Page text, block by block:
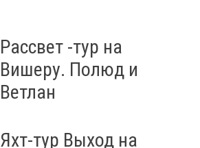
Рассвет -тур на
Вишеру. Полюд и
Ветлан
Яхт-тур Выход на